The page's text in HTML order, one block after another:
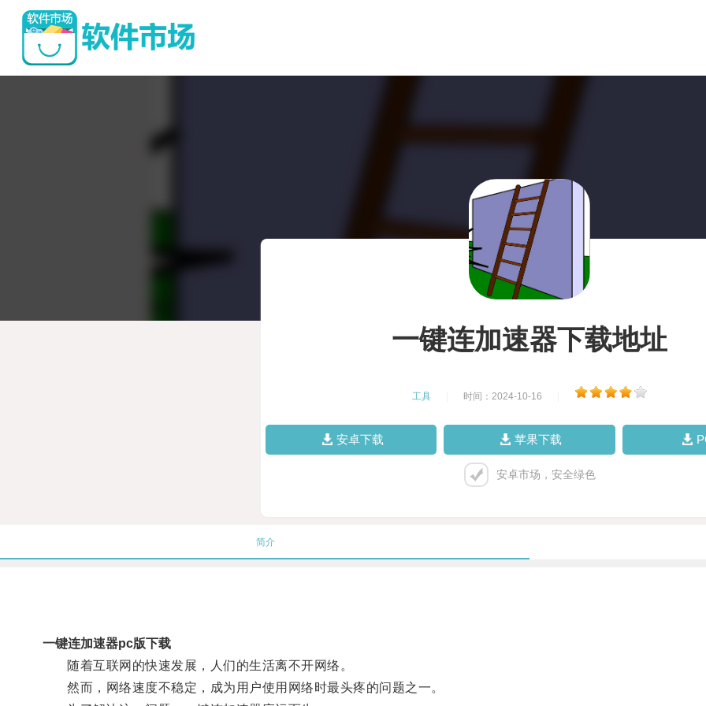
一键连加速器下载地址
工具 时间：2024-10-16
安卓下载 苹果下载
安卓市场，安全绿色
简介
一键连加速器pc版下载
随着互联网的快速发展，人们的生活离不开网络。
然而，网络速度不稳定，成为用户使用网络时最头疼的问题之一。